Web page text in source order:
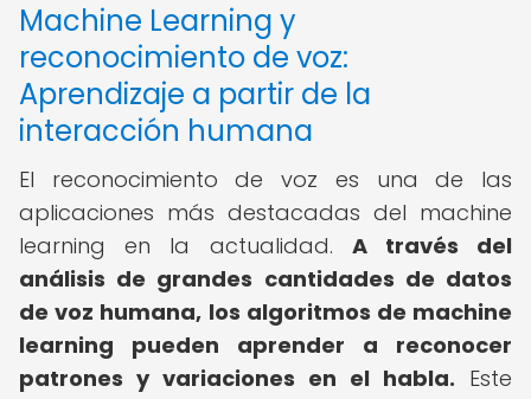
Machine Learning y
reconocimiento de voz:
Aprendizaje a partir de la
interacción humana
El reconocimiento de voz es una de las
aplicaciones más destacadas del machine
learning en la actualidad. A través del
análisis de grandes cantidades de datos
de voz humana, los algoritmos de machine
learning pueden aprender a reconocer
patrones y variaciones en el habla. Este